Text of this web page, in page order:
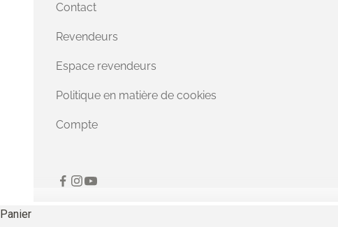
Contact
Revendeurs
Espace revendeurs
Politique en matière de cookies
Compte
Panier